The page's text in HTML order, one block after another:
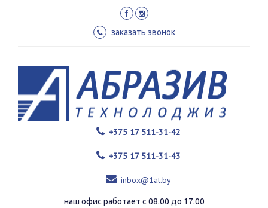
заказать звонок
+375 17 511-31-42
+375 17 511-31-43
inbox@1at.by
наш офис работает с 08.00 до 17.00